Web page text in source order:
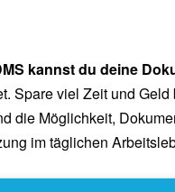
kannst du deine
Spare viel Zeit und
die Möglichkeit,
im täglichen